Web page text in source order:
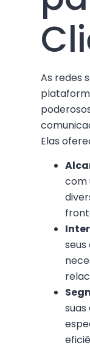
As redes
Elas
com